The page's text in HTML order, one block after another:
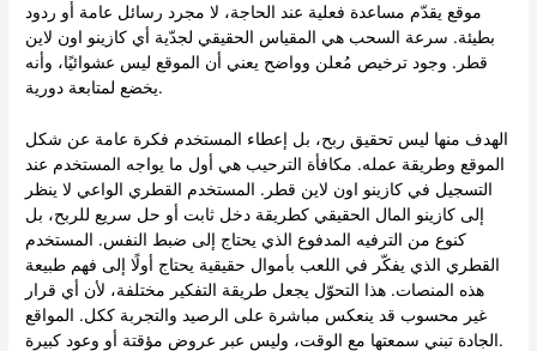
موقع يقدّم مساعدة فعلية عند الحاجة، لا مجرد رسائل عامة أو ردود
بطيئة. سرعة السحب هي المقياس الحقيقي لجدّية أي كازينو اون لاين
قطر. وجود ترخيص مُعلن وواضح يعني أن الموقع ليس عشوائيًا، وأنه
يخضع لمتابعة دورية.
الهدف منها ليس تحقيق ربح، بل إعطاء المستخدم فكرة عامة عن شكل
الموقع وطريقة عمله. مكافأة الترحيب هي أول ما يواجه المستخدم عند
التسجيل في كازينو اون لاين قطر. المستخدم القطري الواعي لا ينظر
إلى كازينو المال الحقيقي كطريقة دخل ثابت أو حل سريع للربح، بل
كنوع من الترفيه المدفوع الذي يحتاج إلى ضبط النفس. المستخدم
القطري الذي يفكّر في اللعب بأموال حقيقية يحتاج أولًا إلى فهم طبيعة
هذه المنصات. هذا التحوّل يجعل طريقة التفكير مختلفة، لأن أي قرار
غير محسوب قد ينعكس مباشرة على الرصيد والتجربة ككل. المواقع
الجادة تبني سمعتها مع الوقت، وليس عبر عروض مؤقتة أو وعود كبيرة.